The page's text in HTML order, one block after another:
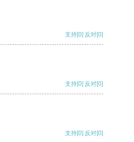
支持[0] 反对[0]
支持[0] 反对[0]
支持[0] 反对[0]